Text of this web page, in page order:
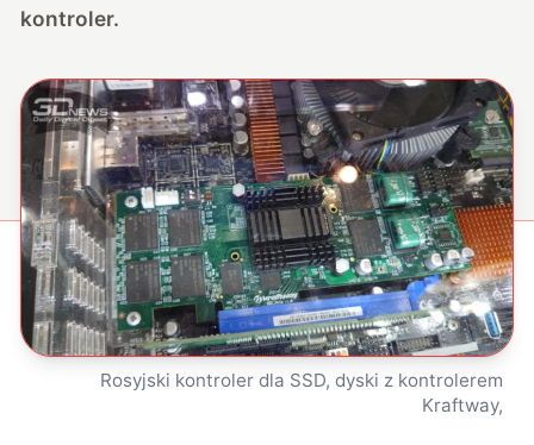
kontroler.
Rosyjski kontroler dla SSD, dyski z kontrolerem
Kraftway,